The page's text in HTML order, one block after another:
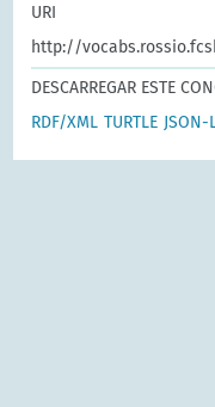
URI
http://
DESCARREGAR ESTE
RDF/XML TURTLE JSON-